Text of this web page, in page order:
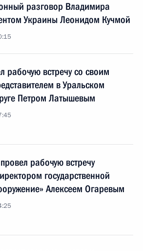
разговор Владимира
Украины Леонидом Кучмой
рабочую встречу со своим
в Уральском
Петром Латышевым
рабочую встречу
государственной
Алексеем Огаревым